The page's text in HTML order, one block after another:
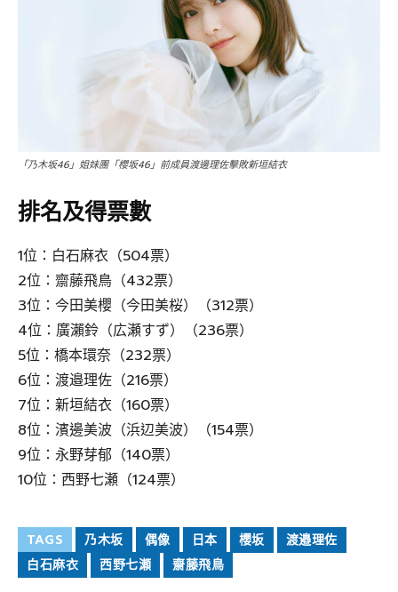
「乃木坂46」姐妹團「櫻坂46」前成員渡邊理佐擊敗新垣結衣
排名及得票數
1位：白石麻衣（504票）
2位：齋藤飛鳥（432票）
3位：今田美櫻（今田美桜）（312票）
4位：廣瀨鈴（広瀬すず）（236票）
5位：橋本環奈（232票）
6位：渡邉理佐（216票）
7位：新垣結衣（160票）
8位：濱邊美波（浜辺美波）（154票）
9位：永野芽郁（140票）
10位：西野七瀬（124票）
TAGS 乃木坂 偶像 日本 櫻坂
渡邉理佐
白石麻衣
西野七瀬 齋藤飛鳥